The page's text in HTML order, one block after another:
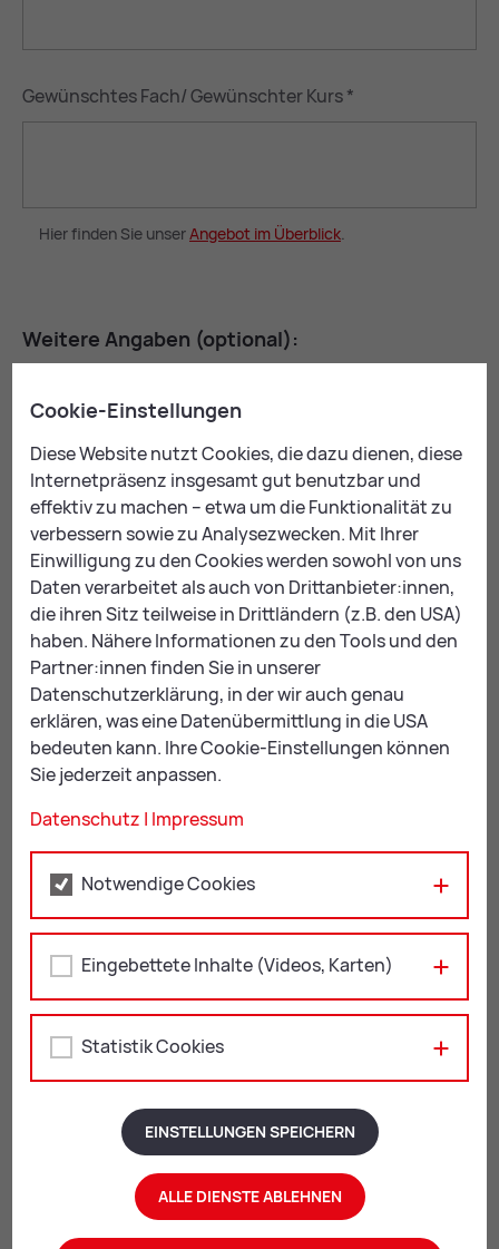
Gewünschtes Fach/ Gewünschter Kurs*
Hier finden Sie unserAn­ge­bot im Über­blick.
Wei­te­re An­ga­ben (op­tio­nal):
Hier finden Sie unsere Leh­ren­den im Über­blick.
Gewünschter Ort
Bitte auswählen
Gewünschter Wochentag/ Zeitraum
Weitere Mitteilungen
Print
Cookie-Einstellungen
Diese Website nutzt Cookies, die dazu dienen, diese
Internetpräsenz insgesamt gut benutzbar und
effektiv zu machen – etwa um die Funktionalität zu
verbessern sowie zu Analysezwecken. Mit Ihrer
Einwilligung zu den Cookies werden sowohl von uns
Daten verarbeitet als auch von Drittanbieter:innen,
die ihren Sitz teilweise in Drittländern (z.B. den USA)
haben. Nähere Informationen zu den Tools und den
Partner:innen finden Sie in unserer
Datenschutzerklärung, in der wir auch genau
erklären, was eine Datenübermittlung in die USA
bedeuten kann. Ihre Cookie-Einstellungen können
Sie jederzeit anpassen.
Datenschutz | Impressum
Notwendige Cookies
Eingebettete Inhalte (Videos, Karten)
Statistik Cookies
EINSTELLUNGEN SPEICHERN
ALLE DIENSTE ABLEHNEN